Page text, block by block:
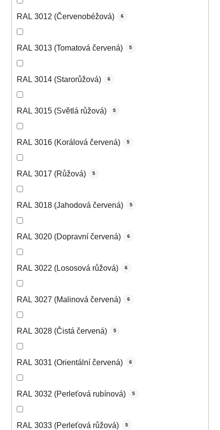
RAL 3012 (Červenobéžová) 6
RAL 3013 (Tomatová červená) 5
RAL 3014 (Starorůžová) 6
RAL 3015 (Světlá růžová) 5
RAL 3016 (Korálová červená) 5
RAL 3017 (Růžová) 5
RAL 3018 (Jahodová červená) 5
RAL 3020 (Dopravní červená) 6
RAL 3022 (Lososová růžová) 6
RAL 3027 (Malinová červená) 6
RAL 3028 (Čistá červená) 5
RAL 3031 (Orientální červená) 6
RAL 3032 (Perleťová rubínová) 5
RAL 3033 (Perleťová růžová) 5